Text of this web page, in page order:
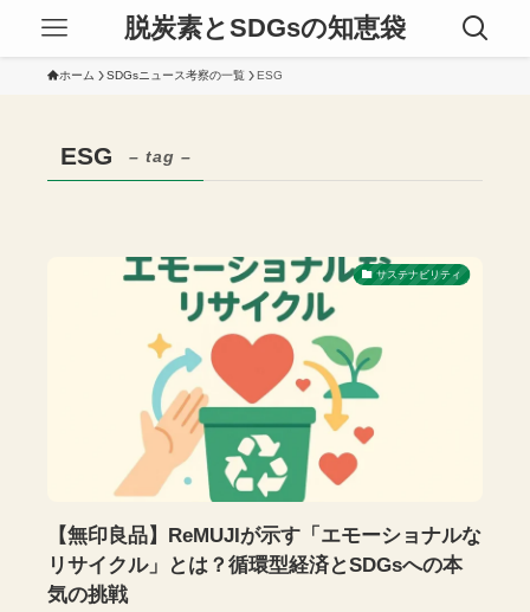
脱炭素とSDGsの知恵袋
ホーム SDGsニュース考察の一覧 ESG
ESG – tag –
サステナビリティ
【無印良品】ReMUJIが示す「エモーショナルな
リサイクル」とは？循環型経済とSDGsへの本
気の挑戦